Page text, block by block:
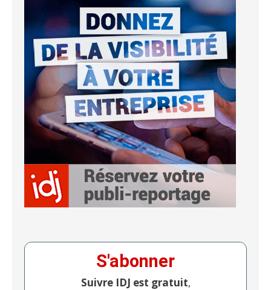
S'abonner
Suivre IDJ est gratuit,